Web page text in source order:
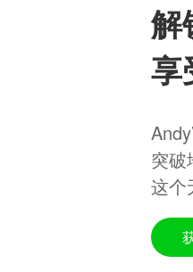
解
享
突破
这个